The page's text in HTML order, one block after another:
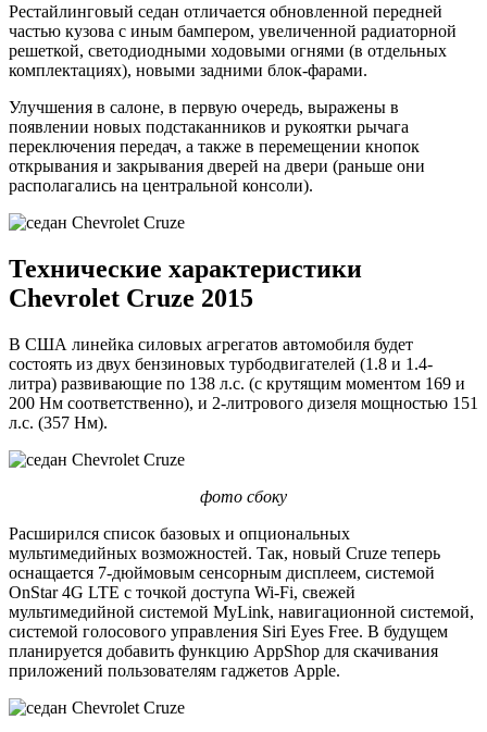
Рестайлинговый седан отличается обновленной передней
частью кузова с иным бампером, увеличенной радиаторной
решеткой, светодиодными ходовыми огнями (в отдельных
комплектациях), новыми задними блок-фарами.
Улучшения в салоне, в первую очередь, выражены в
появлении новых подстаканников и рукоятки рычага
переключения передач, а также в перемещении кнопок
открывания и закрывания дверей на двери (раньше они
располагались на центральной консоли).
Технические характеристики
Chevrolet Cruze 2015
В США линейка силовых агрегатов автомобиля будет
состоять из двух бензиновых турбодвигателей (1.8 и 1.4-
литра) развивающие по 138 л.с. (с крутящим моментом 169 и
200 Нм соответственно), и 2-литрового дизеля мощностью 151
л.с. (357 Нм).
фото сбоку
Расширился список базовых и опциональных
мультимедийных возможностей. Так, новый Cruze теперь
оснащается 7-дюймовым сенсорным дисплеем, системой
OnStar 4G LTE с точкой доступа Wi-Fi, свежей
мультимедийной системой MyLink, навигационной системой,
системой голосового управления Siri Eyes Free. В будущем
планируется добавить функцию AppShop для скачивания
приложений пользователям гаджетов Apple.